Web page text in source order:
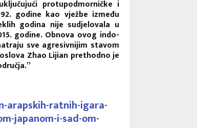
protupodmorničke i
godine kao vježbe između
godina nije sudjelovala u
godine. Obnova ovog indo-
sve agresivnijim stavom
Zhao Lijian prethodno je
arapskih-ratnih-igara-
japanom-i-sad-om-